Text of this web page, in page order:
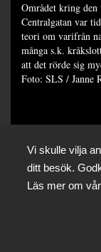
Området kring den
Centralgatan var
teori om varifrån
många s.k.
att det rörde sig
Foto: SLS / Janne
Vi skulle vilja
ditt besök.
Läs mer om vår